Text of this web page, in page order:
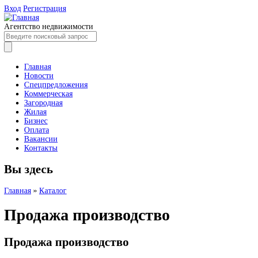
Вход Регистрация
Агентство недвижимости
Главная
Новости
Спецпредложения
Коммерческая
Загородная
Жилая
Бизнес
Оплата
Вакансии
Контакты
Вы здесь
Главная » Каталог
Продажа производство
Продажа производство